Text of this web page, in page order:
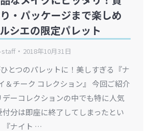
・パッケージまで楽しめ
シエの限定パレット
2018年10月31日
とつのパレットに！美しすぎる『ナ
＆チーク コレクション』 今回ご紹介
デーコレクションの中でも特に人気
分は即座に終了してしまったとい
『ナイト …